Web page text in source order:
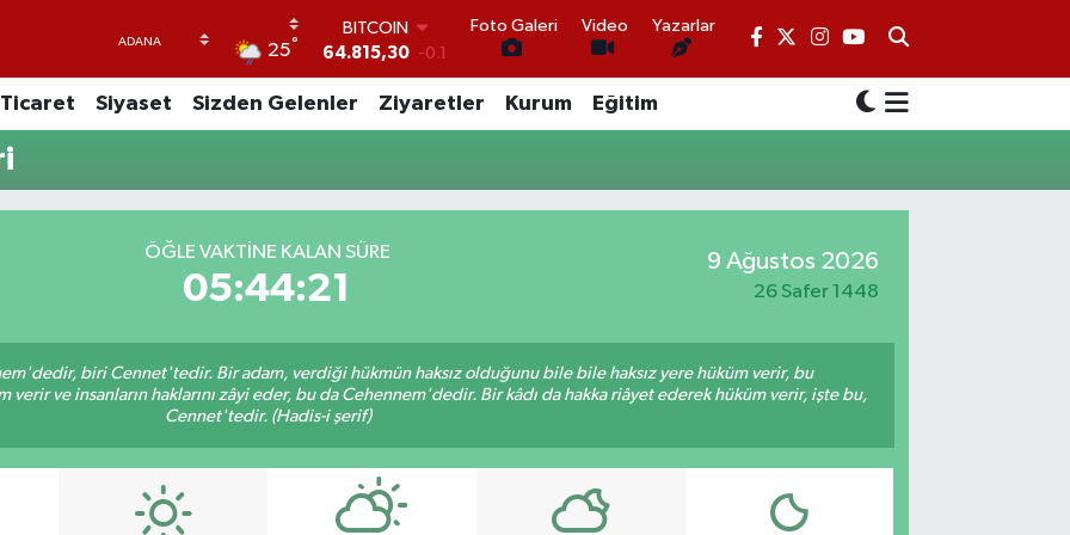
25°
BITCOIN
64.815,30 -0.1
DOLAR
47,7436 0.18
EURO
6660.55
BİST100
13.779
Foto Galeri Video Yazarlar
Ticaret Siyaset Sizden Gelenler Ziyaretler Kurum Eğitim
ÖĞLE VAKTINE KALAN SÜRE
05:44:21
9 Ağustos 2026
26 Safer 1448
biri Cennet'tedir. Bir adam, verdiği hükmün haksız olduğunu bile bile haksız yere hüküm verir, bu
ve insanların haklarını zâyi eder, bu da Cehennem'dedir. Bir kâdı da hakka riâyet ederek hüküm verir, işte bu,
Cennet'tedir. (Hadis-i şerif)